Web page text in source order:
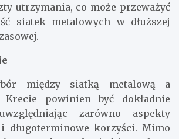
utrzymania, co może przeważyć
siatek metalowych w dłuższej
między siatką metalową a
powinien być dokładnie
zarówno aspekty
długoterminowe korzyści. Mimo